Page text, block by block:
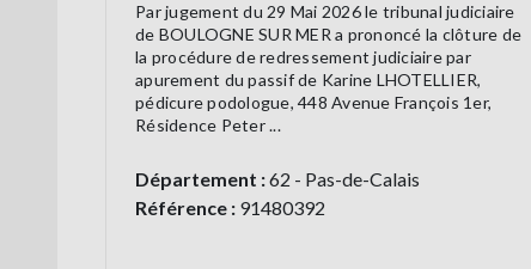
Par jugement du 29 Mai 2026 le tribunal judiciaire
de BOULOGNE SUR MER a prononcé la clôture de
la procédure de redressement judiciaire par
apurement du passif de Karine LHOTELLIER,
pédicure podologue, 448 Avenue François 1er,
Résidence Peter ...
Département :62 - Pas-de-Calais
Référence : 91480392